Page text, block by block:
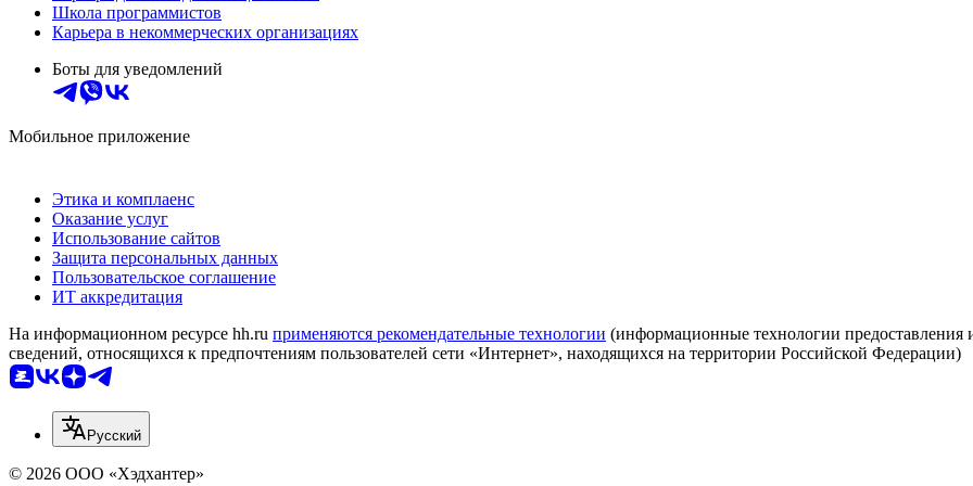
Школа программистов
Карьера в некоммерческих организациях
Боты для уведомлений
Мобильное приложение
Этика и комплаенс
Оказание услуг
Использование сайтов
Защита персональных данных
Пользовательское соглашение
ИТ аккредитация
На информационном ресурсе hh.ru применяются рекомендательные технологии (информационные технологии предоставления
сведений, относящихся к предпочтениям пользователей сети «Интернет», находящихся на территории Российской Федерации)
Русский
© 2026 ООО «Хэдхантер»